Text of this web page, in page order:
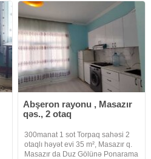
700 kv mt. olan
Abşeron rayonu , Masazır
qəs., 2 otaq
300manat 1 sot Torpaq sahəsi 2
otaqlı həyət evi 35 m², Masazır q.
Masazır da Duz Gölünə Ponarama